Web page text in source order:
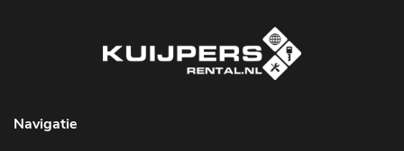
Navigatie